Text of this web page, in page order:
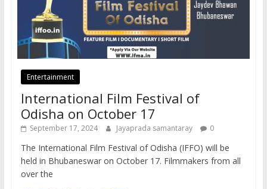
Entertainment
International Film Festival of
Odisha on October 17
September 17, 2024 Jayaprada samantaray 0
The International Film Festival of Odisha (IFFO) will be
held in Bhubaneswar on October 17. Filmmakers from all
over the